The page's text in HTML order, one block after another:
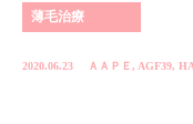
薄毛治療
2020.06.23 ＡＡＰＥ, AGF39,